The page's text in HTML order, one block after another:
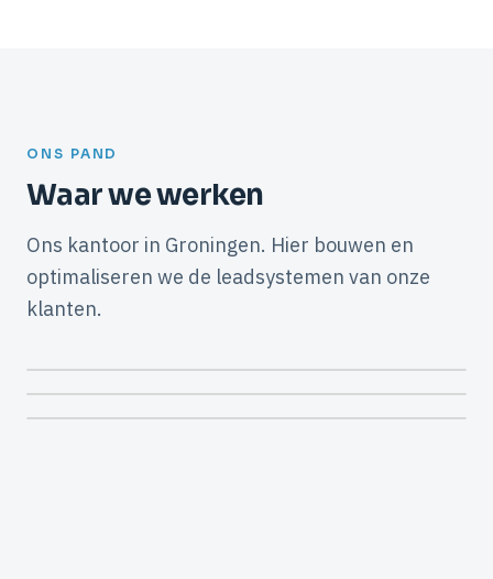
ONS PAND
Waar we werken
Ons kantoor in Groningen. Hier bouwen en
optimaliseren we de leadsystemen van onze
klanten.